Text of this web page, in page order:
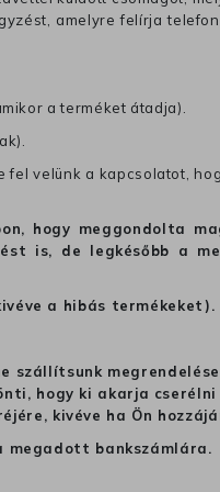
amelyre felírja
a terméket átadja).
velünk a kapcsolatot,
hogy meggondolta
is, de legkésőbb a
a hibás termékeket).
szállítsunk
hogy ki akarja
kivéve ha Ön
megadott bankszámlára.